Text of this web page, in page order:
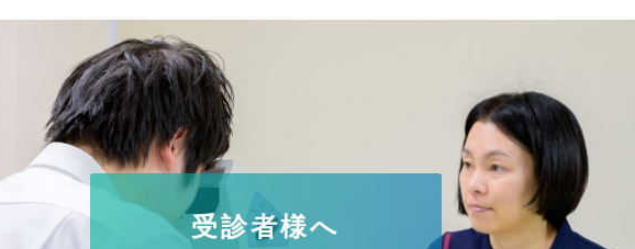
受診者様へ